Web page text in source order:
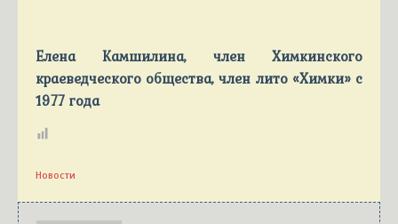
Елена Камшилина, член Химкинского
краеведческого общества, член лито «Химки» с
1977 года
Новости